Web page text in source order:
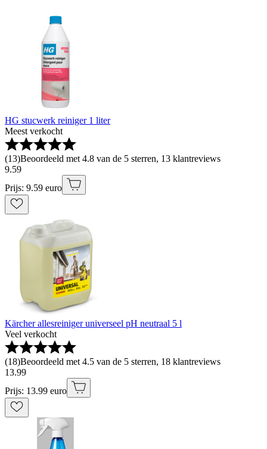
HG stucwerk reiniger 1 liter
Meest verkocht
(13)Beoordeeld met 4.8 van de 5 sterren, 13 klantreviews
9.59
Prijs: 9.59 euro
Kärcher allesreiniger universeel pH neutraal 5 l
Veel verkocht
(18)Beoordeeld met 4.5 van de 5 sterren, 18 klantreviews
13.99
Prijs: 13.99 euro